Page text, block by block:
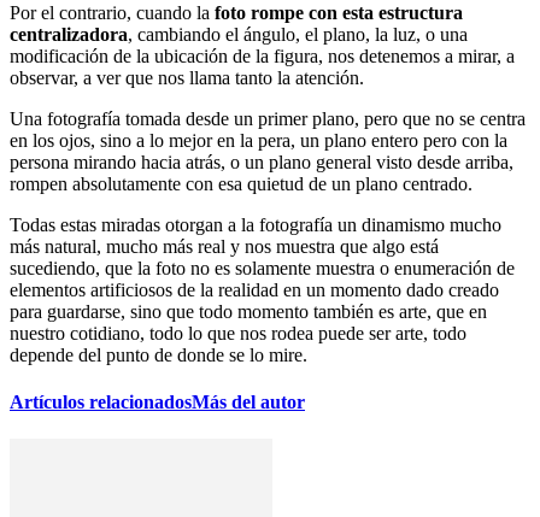
Por el contrario, cuando la foto rompe con esta estructura
centralizadora, cambiando el ángulo, el plano, la luz, o una
modificación de la ubicación de la figura, nos detenemos a mirar, a
observar, a ver que nos llama tanto la atención.
Una fotografía tomada desde un primer plano, pero que no se centra
en los ojos, sino a lo mejor en la pera, un plano entero pero con la
persona mirando hacia atrás, o un plano general visto desde arriba,
rompen absolutamente con esa quietud de un plano centrado.
Todas estas miradas otorgan a la fotografía un dinamismo mucho
más natural, mucho más real y nos muestra que algo está
sucediendo, que la foto no es solamente muestra o enumeración de
elementos artificiosos de la realidad en un momento dado creado
para guardarse, sino que todo momento también es arte, que en
nuestro cotidiano, todo lo que nos rodea puede ser arte, todo
depende del punto de donde se lo mire.
Artículos relacionadosMás del autor